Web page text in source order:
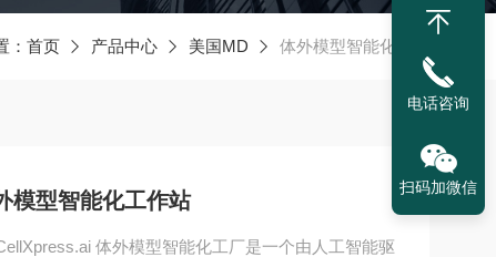
： 首页 产品中心 美国MD 体外模型智能化工厂
模型智能化工作站
体外模型智能化工厂是一个由人工智能驱
电话咨询
扫码加微信